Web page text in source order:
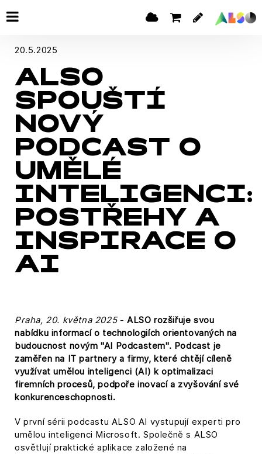
20.5.2025
ALSO
SPOUŠTÍ
NOVÝ
PODCAST O
UMĚLÉ
INTELIGENCI:
POSTŘEHY A
INSPIRACE O
AI
Praha, 20. května 2025-ALSO rozšiřuje svou
nabídku informací o technologiích orientovaných na
budoucnost novým "AI Podcastem". Podcast je
zaměřen na IT partnery a firmy, které chtějí cíleně
využívat umělou inteligenci (AI) k optimalizaci
firemních procesů, podpoře inovací a zvyšování své
konkurenceschopnosti.
V první sérii podcastu ALSO AI vystupují experti pro
umělou inteligenci Microsoft. Společně s ALSO
osvětlují praktické aplikace založené na